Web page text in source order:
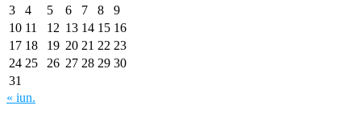
3
4 5 6 7 8
9
10 11 12 13 14 15 16
17 18 19 20 21 22 23
24 25 26 27 28 29 30
31
« iun.